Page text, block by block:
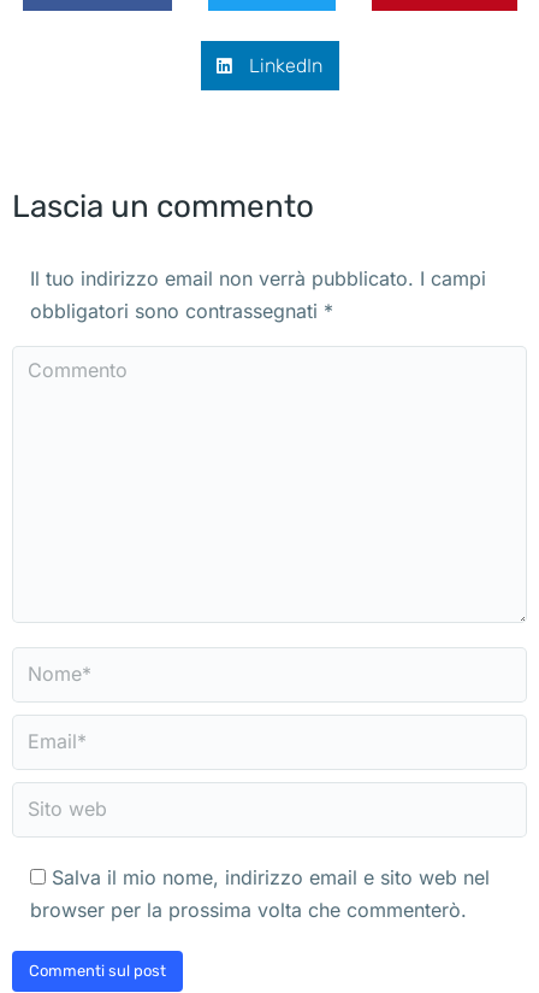
LinkedIn
Lascia un commento
Il tuo indirizzo email non verrà pubblicato. I campi
obbligatori sono contrassegnati *
Commento
Nome *
Email *
Sito web
Salva il mio nome, indirizzo email e sito web nel
browser per la prossima volta che commenterò.
Commenti sul post